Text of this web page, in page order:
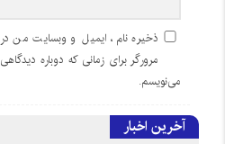
ذخیره نام، ایمیل و وبسایت من در
مرورگر برای زمانی که دوباره دیدگاهی
می‌نویسم.
آخرین اخبار